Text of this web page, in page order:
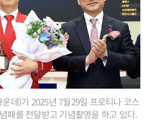
데)가 2025년 7월29일 프로티나 코스
패를 전달받고 기념촬영을 하고 있다.